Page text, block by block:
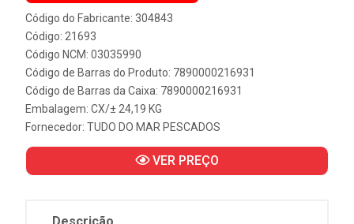
Código do Fabricante: 304843
Código: 21693
Código NCM: 03035990
Código de Barras do Produto: 7890000216931
Código de Barras da Caixa: 7890000216931
Embalagem: CX/± 24,19 KG
Fornecedor: TUDO DO MAR PESCADOS
VER PREÇO